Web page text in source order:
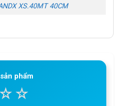
XS.40MT 40CM
phẩm
☆ ☆